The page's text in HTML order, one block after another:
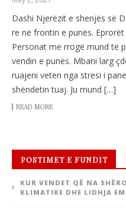
Dashi Njerëzit e shenjës së
re në frontin e punës.
Personat me rrogë mund të
vendin e punës. Mbani larg
ruajeni veten nga stresi i
shëndetin tuaj. Ju mund […]
READ MORE
POSTIMET E FUNDIT
KUR VENDET QË NA
KLIMATIKE DHE LIDHJA